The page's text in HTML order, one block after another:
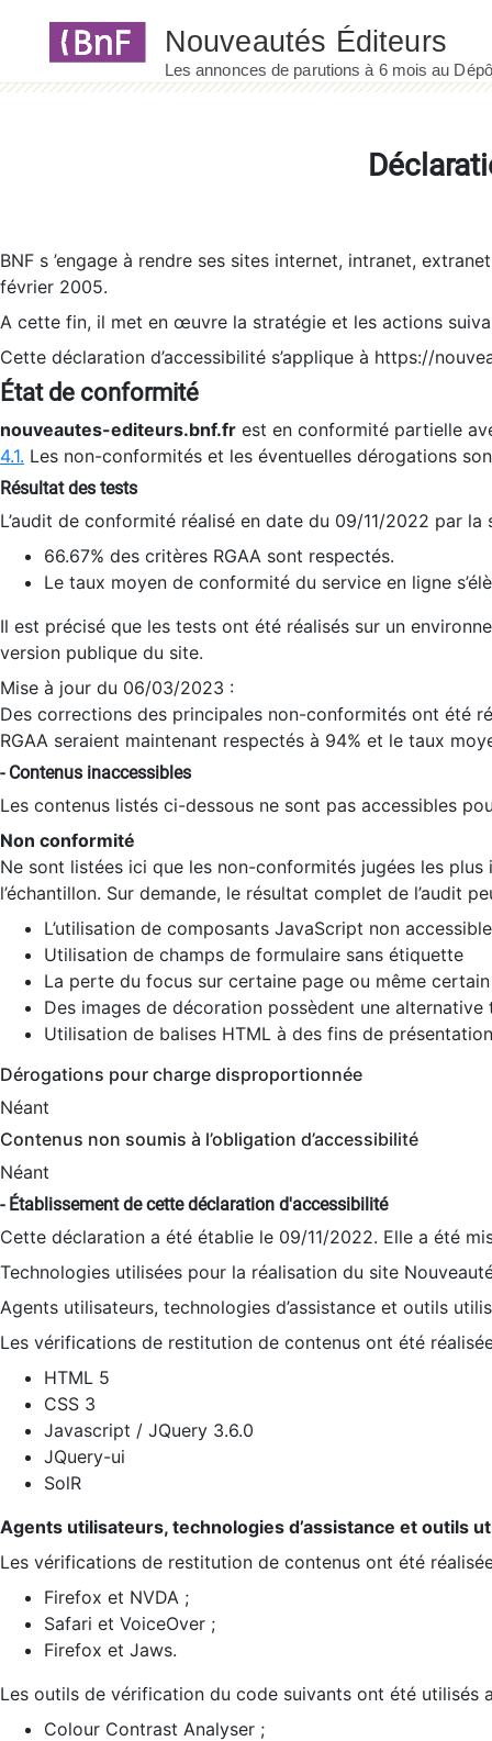
BNF s ’engage à rendre ses sites internet, intranet,
février 2005.
A cette fin, il met en œuvre la stratégie et les actions
Cette déclaration d’accessibilité s’applique à https://
État de conformité
nouveautes-editeurs.bnf.fr est en conformité partielle
4.1. Les non-conformités et les éventuelles dérogations
Résultat des tests
L’audit de conformité réalisé en date du 09/11/2022 par
66.67% des critères RGAA sont respectés.
Le taux moyen de conformité du service en ligne
Il est précisé que les tests ont été réalisés sur un
version publique du site.
Mise à jour du 06/03/2023 :
Des corrections des principales non-conformités ont été
RGAA seraient maintenant respectés à 94% et le taux
- Contenus inaccessibles
Les contenus listés ci-dessous ne sont pas accessibles
Non conformité
Ne sont listées ici que les non-conformités jugées les
l’échantillon. Sur demande, le résultat complet de l’audit
L’utilisation de composants JavaScript non
Utilisation de champs de formulaire sans étiquette
La perte du focus sur certaine page ou même
Des images de décoration possèdent une alternative
Utilisation de balises HTML à des fins de
Dérogations pour charge disproportionnée
Néant
Contenus non soumis à l’obligation d’accessibilité
Néant
- Établissement de cette déclaration d'accessibilité
Cette déclaration a été établie le 09/11/2022. Elle a été
Technologies utilisées pour la réalisation du site
Agents utilisateurs, technologies d’assistance et outils
Les vérifications de restitution de contenus ont été
HTML 5
CSS 3
Javascript / JQuery 3.6.0
JQuery-ui
SolR
Agents utilisateurs, technologies d’assistance et outils
Les vérifications de restitution de contenus ont été
Firefox et NVDA ;
Safari et VoiceOver ;
Firefox et Jaws.
Les outils de vérification du code suivants ont été utilisés
Colour Contrast Analyser ;